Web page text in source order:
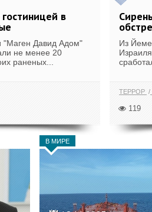
в
"Маген Давид Адом"
не менее 20
раненых...
Из
ТЕРРОР
119
В МИРЕ